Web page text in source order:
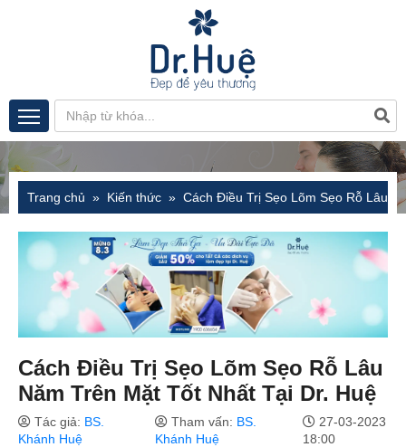
Trang chủ Kiến thức Cách Điều Trị Sẹo Lõm Sẹo Rỗ Lâu
Cách Điều Trị Sẹo Lõm Sẹo Rỗ Lâu
Năm Trên Mặt Tốt Nhất Tại Dr. Huệ
Tác giả: BS.
Khánh Huệ
Tham vấn: BS.
Khánh Huệ
27-03-2023
18:00